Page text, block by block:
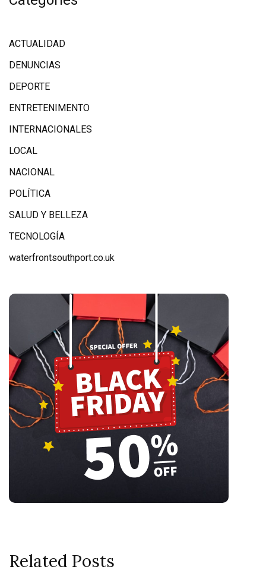
ACTUALIDAD
DENUNCIAS
DEPORTE
ENTRETENIMENTO
INTERNACIONALES
LOCAL
NACIONAL
POLÍTICA
SALUD Y BELLEZA
TECNOLOGÍA
waterfrontsouthport.co.uk
Related Posts